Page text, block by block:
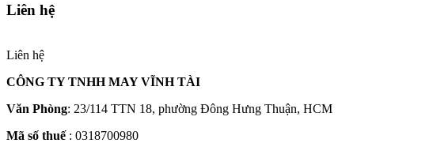
Liên hệ
Liên hệ
CÔNG TY TNHH MAY VĨNH TÀI
Văn Phòng: 23/114 TTN 18, phường Đông Hưng Thuận, HCM
Mã số thuế : 0318700980